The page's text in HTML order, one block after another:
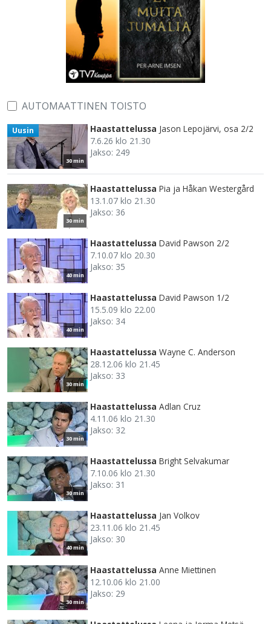
AUTOMAATTINEN TOISTO
30 min
Uusin Haastattelussa Jason Lepojärvi, osa 2/2
7.6.26 klo 21.30
Jakso: 249
30 min
Haastattelussa Pia ja Håkan Westergård
13.1.07 klo 21.30
Jakso: 36
40 min
Haastattelussa David Pawson 2/2
7.10.07 klo 20.30
Jakso: 35
40 min
Haastattelussa David Pawson 1/2
15.5.09 klo 22.00
Jakso: 34
30 min
Haastattelussa Wayne C. Anderson
28.12.06 klo 21.45
Jakso: 33
30 min
Haastattelussa Adlan Cruz
4.11.06 klo 21.30
Jakso: 32
30 min
Haastattelussa Bright Selvakumar
7.10.06 klo 21.30
Jakso: 31
40 min
Haastattelussa Jan Volkov
23.11.06 klo 21.45
Jakso: 30
30 min
Haastattelussa Anne Miettinen
12.10.06 klo 21.00
Jakso: 29